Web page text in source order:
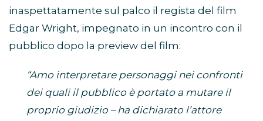
inaspettatamente sul palco il regista del film
Edgar Wright, impegnato in un incontro con il
pubblico dopo la preview del film:
“Amo interpretare personaggi nei confronti
dei quali il pubblico è portato a mutare il
proprio giudizio – ha dichiarato l’attore